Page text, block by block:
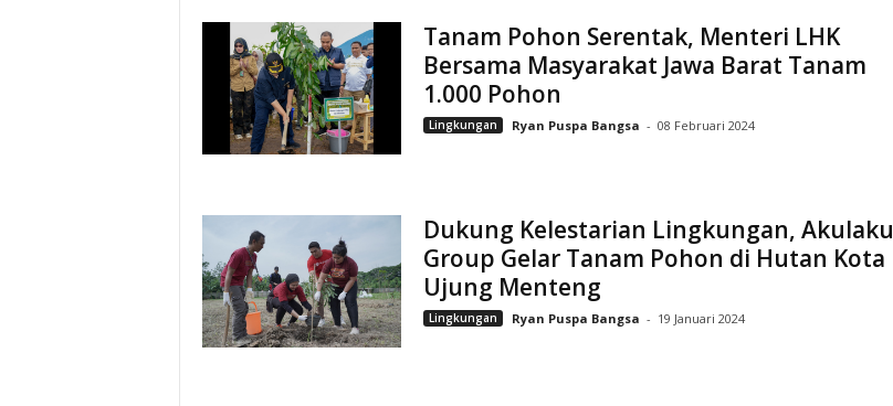
Tanam Pohon Serentak, Menteri LHK
Bersama Masyarakat Jawa Barat Tanam
1.000 Pohon
Lingkungan Ryan Puspa Bangsa - 08 Februari 2024
Dukung Kelestarian Lingkungan, Akulaku
Group Gelar Tanam Pohon di Hutan Kota
Ujung Menteng
Lingkungan Ryan Puspa Bangsa - 19 Januari 2024